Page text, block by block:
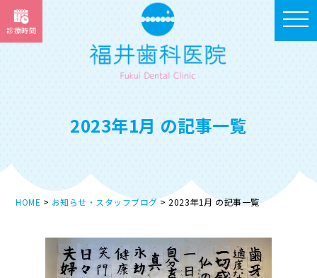
診療時間
toggle
2023年1月 の記事一覧
HOME お知らせ・スタッフブログ 2023年1月 の記事一覧